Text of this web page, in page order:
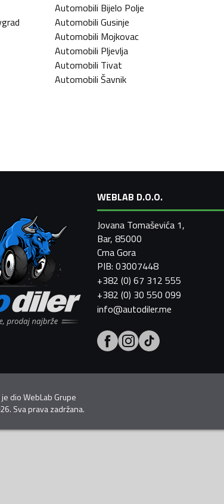
Automobili Bijelo Polje
Automobili Gusinje
Automobili Mojkovac
Automobili Pljevlja
Automobili Tivat
Automobili Šavnik
WEBLAB D.O.O.
Jovana Tomaševića 1,
Bar, 85000
Crna Gora
PIB: 03007448
+382 (0) 67 312 555
+382 (0) 30 550 099
info@autodiler.me
dioWebLab Grupe
Sva prava zadržana.